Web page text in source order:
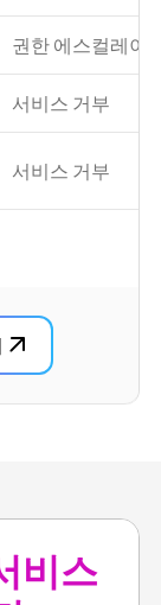
권한 에스컬레이
서비스 거부
서비스 거부
비스